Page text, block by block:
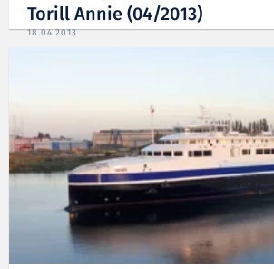
Torill Annie (04/2013)
18.04.2013